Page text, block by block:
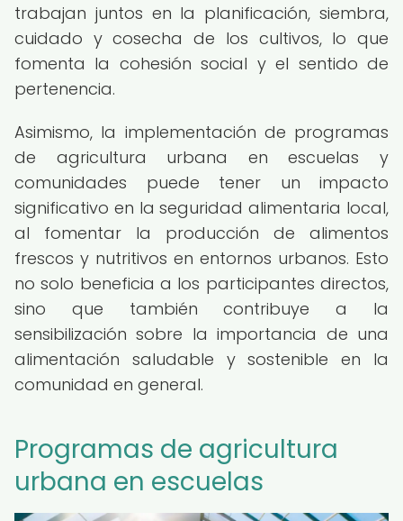
trabajan juntos en la planificación, siembra,
cuidado y cosecha de los cultivos, lo que
fomenta la cohesión social y el sentido de
pertenencia.
Asimismo, la implementación de programas
de agricultura urbana en escuelas y
comunidades puede tener un impacto
significativo en la seguridad alimentaria local,
al fomentar la producción de alimentos
frescos y nutritivos en entornos urbanos. Esto
no solo beneficia a los participantes directos,
sino que también contribuye a la
sensibilización sobre la importancia de una
alimentación saludable y sostenible en la
comunidad en general.
Programas de agricultura
urbana en escuelas